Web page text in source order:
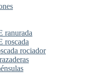
ranurada
roscada
rociador